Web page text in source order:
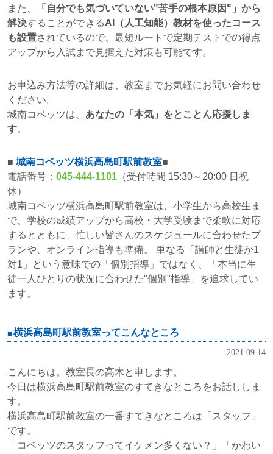
また、
「自分でも気づいていない"苦手の根本原因"」から
解決することができるAI（人工知能）教材を使ったコース
も設置されているので、最短ルートで定期テストでの得点
アップから入試まで見据えた対策も可能です。
お申込み方法等の詳細は、教室までお気軽にお問い合わせ
ください。
城南コベッツは、 あなたの「本気」をとことん応援しま
す。
■ 城南コベッツ横浜高島町駅前教室■
電話番号： 045-444-1101 （受付時間 15:30～20:00 日祝
休）
城南コベッツ横浜高島町駅前教室は、小学生から高校生ま
で、学校の成績アップから高校・大学受験まで柔軟に対応
するとともに、忙しい皆さんのスケジュールに合わせたプ
ランや、オンライン指導も準備。 単なる「講師と生徒が1
対1」という意味での「個別指導」ではなく、「本当に生
徒一人ひとりの状況に合わせた"個別"指導」を追求してい
ます。
横浜高島町駅前教室ってこんなところ
2021.09.14
こんにちは。教室長の高木と申します。
今日は横浜高島町駅前教室のすてきなところをお話ししま
す。
横浜高島町駅前教室の一番すてきなところは「スタッフ」
です。
「コベッツのスタッフってイケメン多くない？」「かわい